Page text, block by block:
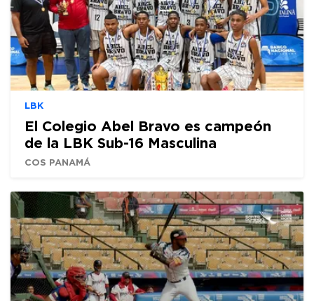
LBK
El Colegio Abel Bravo es campeón
de la LBK Sub-16 Masculina
COS PANAMÁ